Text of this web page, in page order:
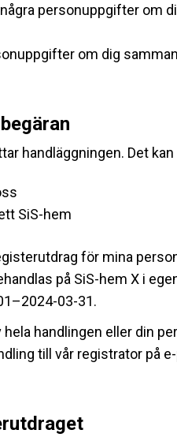
personuppgifter om
om dig
handläggningen. Det
SiS-hem
för mina
på SiS-hem X i
03-31.
handlingen eller din
till vår registrator på